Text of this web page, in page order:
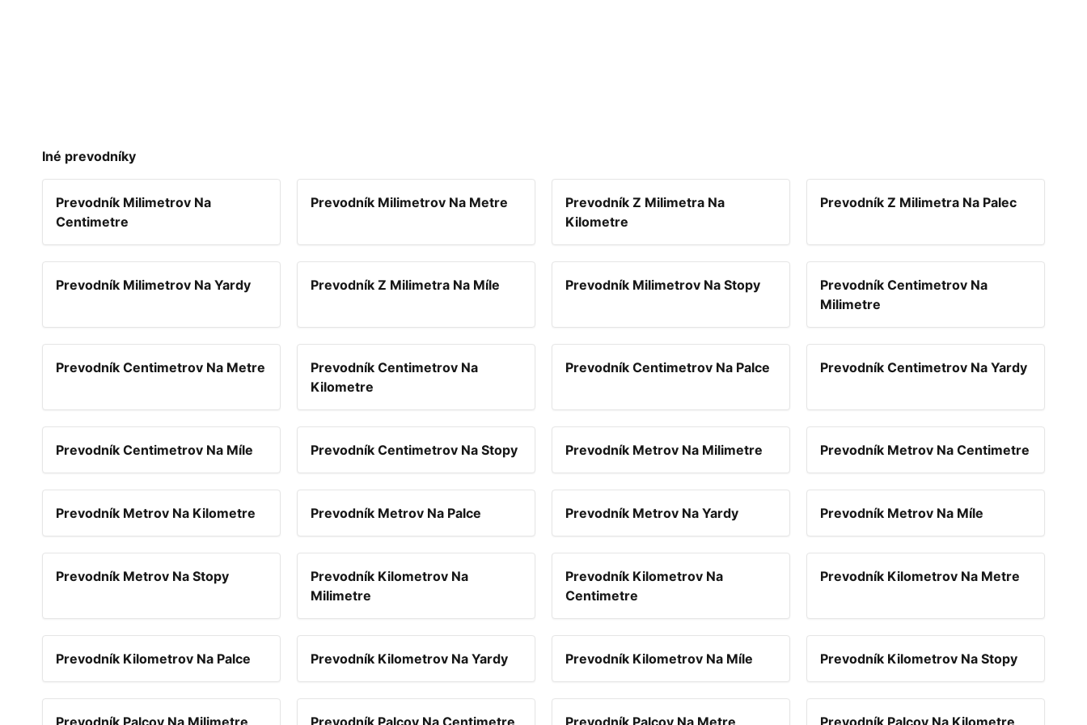
Iné prevodníky
Prevodník Milimetrov Na
Centimetre
Prevodník Milimetrov Na Metre
Prevodník Z Milimetra Na
Kilometre
Prevodník Z Milimetra Na Palec
Prevodník Milimetrov Na Yardy Prevodník Z Milimetra Na Míle Prevodník Milimetrov Na Stopy
Prevodník Centimetrov Na
Milimetre
Prevodník Centimetrov Na Metre
Prevodník Centimetrov Na
Kilometre
Prevodník Centimetrov Na Palce Prevodník Centimetrov Na Yardy
Prevodník Centimetrov Na Míle Prevodník Centimetrov Na Stopy Prevodník Metrov Na Milimetre Prevodník Metrov Na Centimetre
Prevodník Metrov Na Kilometre Prevodník Metrov Na Palce Prevodník Metrov Na Yardy Prevodník Metrov Na Míle
Prevodník Metrov Na Stopy
Prevodník Kilometrov Na
Milimetre
Prevodník Kilometrov Na
Centimetre
Prevodník Kilometrov Na Metre
Prevodník Kilometrov Na Palce Prevodník Kilometrov Na Yardy Prevodník Kilometrov Na Míle Prevodník Kilometrov Na Stopy
Prevodník Palcov Na Milimetre Prevodník Palcov Na Centimetre Prevodník Palcov Na Metre Prevodník Palcov Na Kilometre